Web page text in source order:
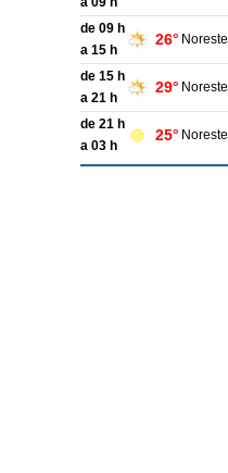
de 09 h
a 15 h
26° Noreste
de 15 h
a 21 h
29° Noreste
de 21 h
a 03 h
25° Noreste